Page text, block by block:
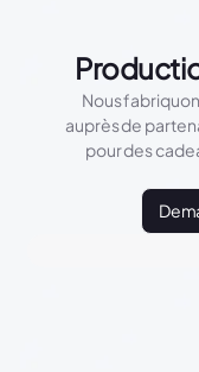
Nous
auprès de
pour des